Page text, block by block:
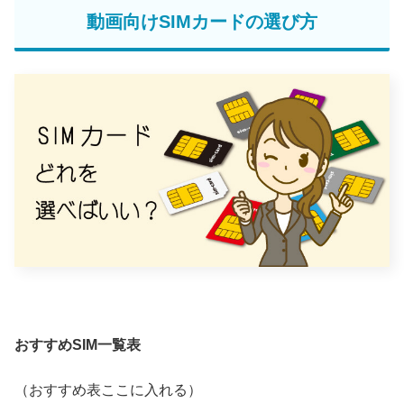
動画向けSIMカードの選び方
おすすめSIM一覧表
（おすすめ表ここに入れる）